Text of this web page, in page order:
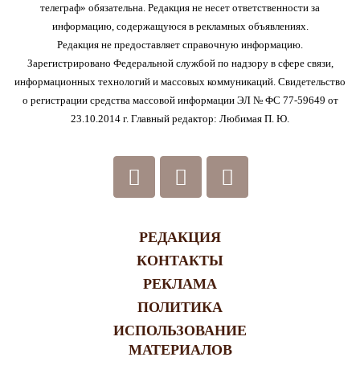
телеграф» обязательна. Редакция не несет ответственности за
информацию, содержащуюся в рекламных объявлениях.
Редакция не предоставляет справочную информацию.
Зарегистрировано Федеральной службой по надзору в сфере связи,
информационных технологий и массовых коммуникаций. Свидетельство
о регистрации средства массовой информации ЭЛ № ФС 77-59649 от
23.10.2014 г. Главный редактор: Любимая П. Ю.
РЕДАКЦИЯ
КОНТАКТЫ
РЕКЛАМА
ПОЛИТИКА
ИСПОЛЬЗОВАНИЕ
МАТЕРИАЛОВ